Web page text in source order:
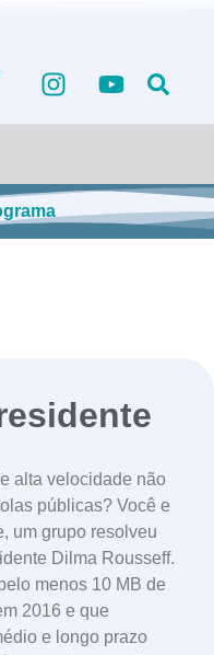
alta velocidade não
públicas? Você e
um grupo resolveu
Dilma Rousseff.
menos 10 MB de
2016 e que
e longo prazo